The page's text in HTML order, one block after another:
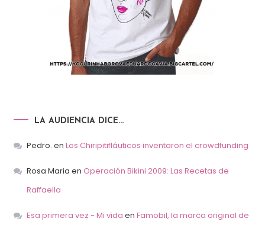
LA AUDIENCIA DICE…
Pedro. en Los Chiripitifláuticos inventaron el crowdfunding
Rosa Maria en Operación Bikini 2009: Las Recetas de
Raffaella
Esa primera vez - Mi vida en Famobil, la marca original de